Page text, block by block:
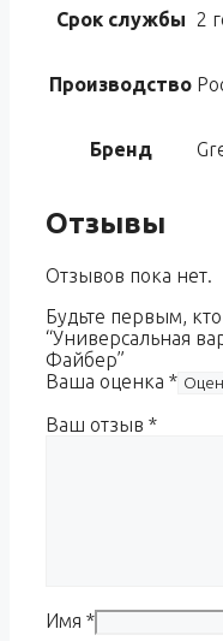
Срок службы 2
Производство
Бренд
Отзывы
Отзывов пока нет.
Будьте первым,
“Универсальная
Файбер”
Ваша оценка *
Ваш отзыв *
Имя *